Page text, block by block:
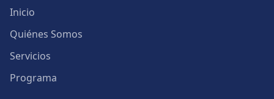
Inicio
Quiénes Somos
Servicios
Programa